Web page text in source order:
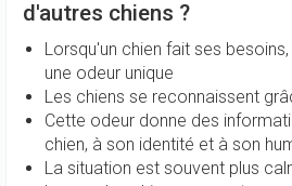
d'autres chiens ?
Lorsqu'un chien fait ses
une odeur unique
Les chiens se reconnaissent
Cette odeur donne des
chien, à son identité et à son
La situation est souvent plus